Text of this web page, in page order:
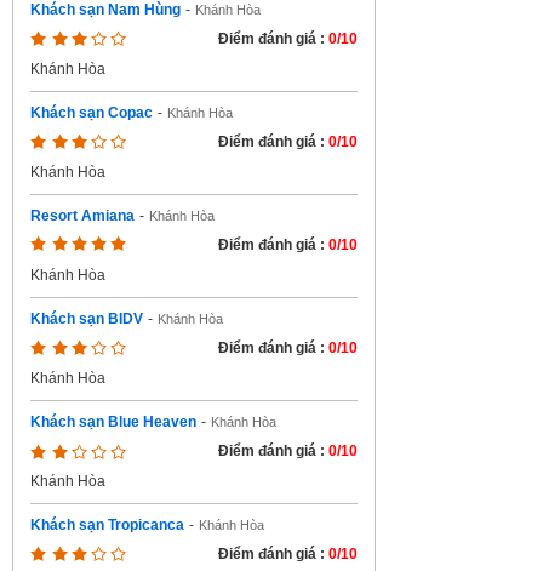
Khách sạn Nam Hùng - Khánh Hòa
Điểm đánh giá : 0/10
Khánh Hòa
Khách sạn Copac - Khánh Hòa
Điểm đánh giá : 0/10
Khánh Hòa
Resort Amiana - Khánh Hòa
Điểm đánh giá : 0/10
Khánh Hòa
Khách sạn BIDV - Khánh Hòa
Điểm đánh giá : 0/10
Khánh Hòa
Khách sạn Blue Heaven - Khánh Hòa
Điểm đánh giá : 0/10
Khánh Hòa
Khách sạn Tropicanca - Khánh Hòa
Điểm đánh giá : 0/10